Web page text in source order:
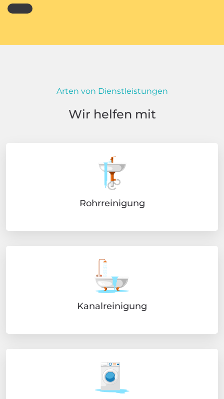
Arten von Dienstleistungen
Wir helfen mit
Rohrreinigung
Kanalreinigung